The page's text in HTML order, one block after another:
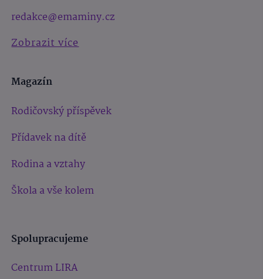
redakce@emaminy.cz
Zobrazit více
Magazín
Rodičovský příspěvek
Přídavek na dítě
Rodina a vztahy
Škola a vše kolem
Spolupracujeme
Centrum LIRA